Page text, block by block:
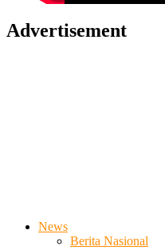
Advertisement
News
Berita Nasional